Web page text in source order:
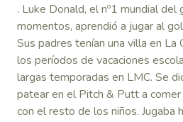
. Luke Donald, el nº1 mundial
momentos, aprendió a jugar al
Sus padres tenían una villa en La
los períodos de vacaciones
largas temporadas en LMC. Se
patear en el Pitch & Putt a comer
con el resto de los niños. Jugaba